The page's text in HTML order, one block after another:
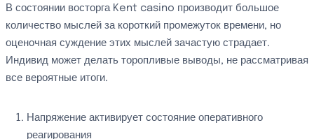
В состоянии восторга Kent casino производит большое
количество мыслей за короткий промежуток времени, но
оценочная суждение этих мыслей зачастую страдает.
Индивид может делать торопливые выводы, не рассматривая
все вероятные итоги.
Напряжение активирует состояние оперативного
реагирования